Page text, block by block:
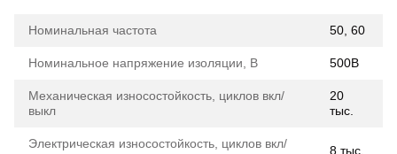
Номинальная частота 50, 60
Номинальное напряжение изоляции, В 500В
Механическая износостойкость, циклов вкл/
выкл
20
тыс.
Электрическая износостойкость, циклов вкл/
8 тыс.